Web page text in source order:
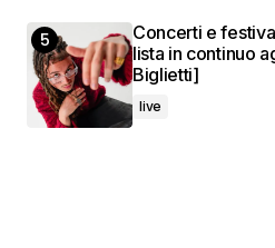
Concerti e
lista in continuo
Biglietti]
live